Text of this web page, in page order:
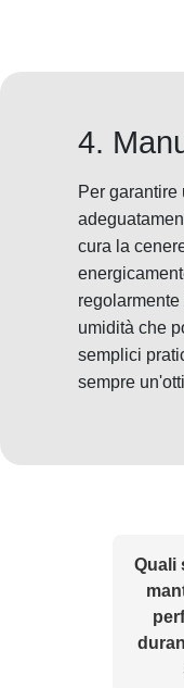
4.
Per garantire
cura la
umidità che
semplici
sempre
Quali